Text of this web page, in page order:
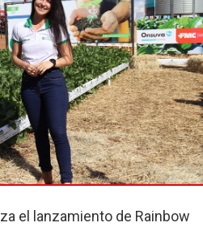
el lanzamiento de Rainbow